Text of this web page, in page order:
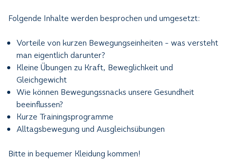
Folgende Inhalte werden besprochen und umgesetzt:
Vorteile von kurzen Bewegungseinheiten - was versteht
man eigentlich darunter?
Kleine Übungen zu Kraft, Beweglichkeit und
Gleichgewicht
Wie können Bewegungssnacks unsere Gesundheit
beeinflussen?
Kurze Trainingsprogramme
Alltagsbewegung und Ausgleichsübungen
Bitte in bequemer Kleidung kommen!